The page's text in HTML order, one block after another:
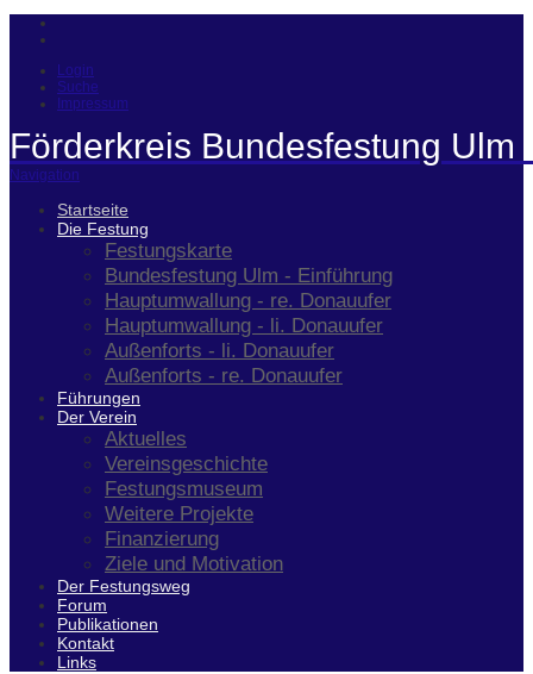
Login
Suche
Impressum
Förderkreis Bundesfestung Ulm
Navigation
Startseite
Die Festung
Festungskarte
Bundesfestung Ulm - Einführung
Hauptumwallung - re. Donauufer
Hauptumwallung - li. Donauufer
Außenforts - li. Donauufer
Außenforts - re. Donauufer
Führungen
Der Verein
Aktuelles
Vereinsgeschichte
Festungsmuseum
Weitere Projekte
Finanzierung
Ziele und Motivation
Der Festungsweg
Forum
Publikationen
Kontakt
Links